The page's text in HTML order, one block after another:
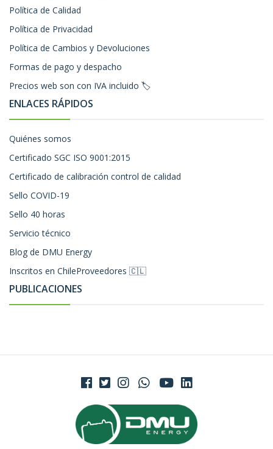
Política de Calidad
Política de Privacidad
Política de Cambios y Devoluciones
Formas de pago y despacho
Precios web son con IVA incluido 🏷️
ENLACES RÁPIDOS
Quiénes somos
Certificado SGC ISO 9001:2015
Certificado de calibración control de calidad
Sello COVID-19
Sello 40 horas
Servicio técnico
Blog de DMU Energy
Inscritos en ChileProveedores 🇨🇱
PUBLICACIONES